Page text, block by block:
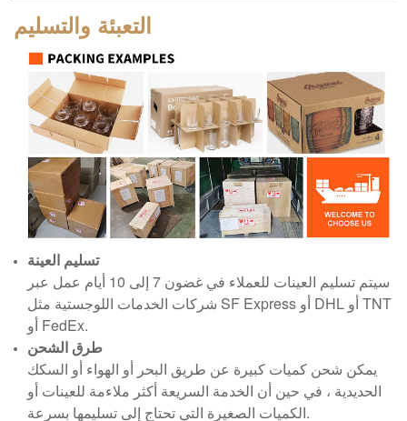
التعبئة والتسليم
تسليم العينة
سيتم تسليم العينات للعملاء في غضون 7 إلى 10 أيام عمل عبر
شركات الخدمات اللوجستية مثل SF Express أو DHL أو TNT
أو FedEx.
طرق الشحن
يمكن شحن كميات كبيرة عن طريق البحر أو الهواء أو السكك
الحديدية ، في حين أن الخدمة السريعة أكثر ملاءمة للعينات أو
الكميات الصغيرة التي تحتاج إلى تسليمها بسرعة.